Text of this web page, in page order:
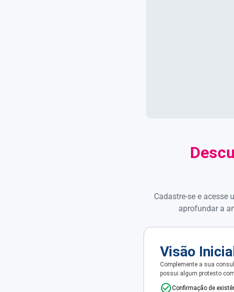
Cadastre-se e
aprofundar a
Visão
Complemente a sua
possui algum protesto
Confirmação de